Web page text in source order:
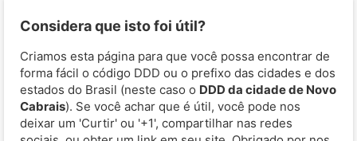
Considera que isto foi útil?
Criamos esta página para que você possa encontrar de
forma fácil o código DDD ou o prefixo das cidades e dos
estados do Brasil (neste caso o DDD da cidade de Novo
Cabrais). Se você achar que é útil, você pode nos
deixar um 'Curtir' ou '+1', compartilhar nas redes